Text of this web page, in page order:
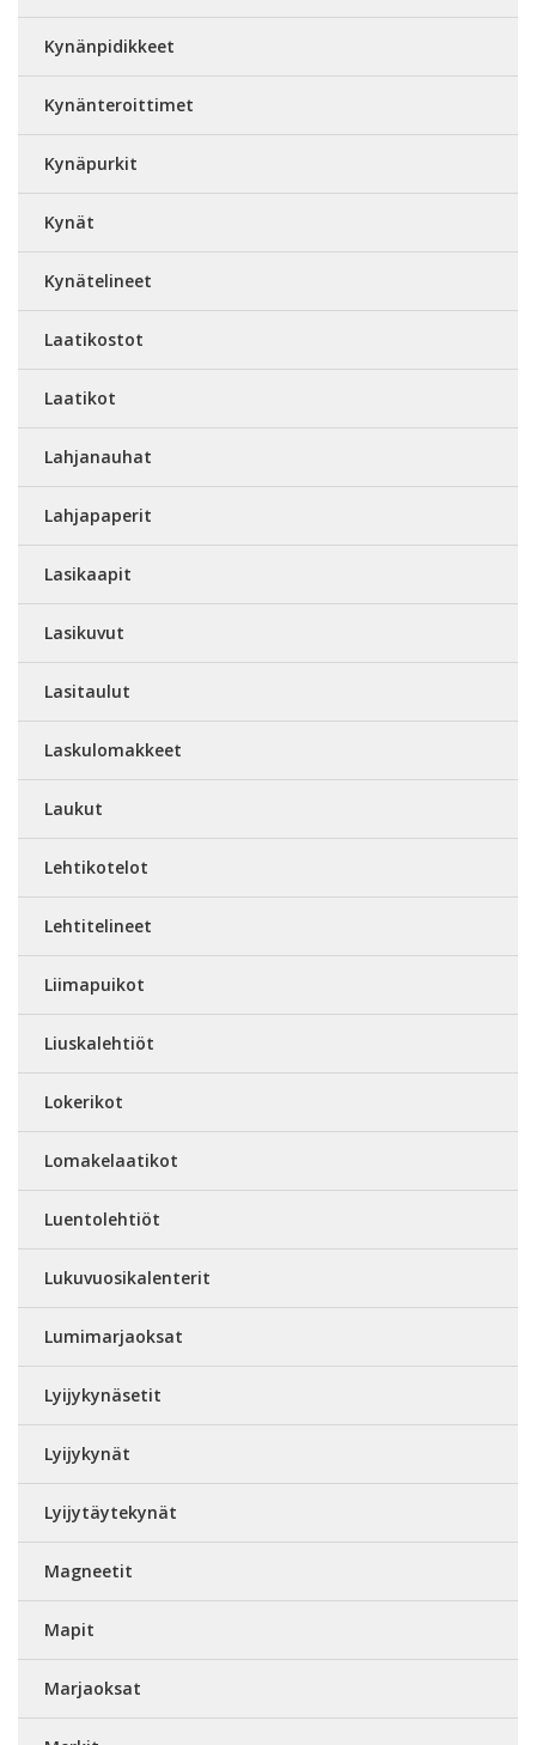
Kynänpidikkeet
Kynänteroittimet
Kynäpurkit
Kynät
Kynätelineet
Laatikostot
Laatikot
Lahjanauhat
Lahjapaperit
Lasikaapit
Lasikuvut
Lasitaulut
Laskulomakkeet
Laukut
Lehtikotelot
Lehtitelineet
Liimapuikot
Liuskalehtiöt
Lokerikot
Lomakelaatikot
Luentolehtiöt
Lukuvuosikalenterit
Lumimarjaoksat
Lyijykynäsetit
Lyijykynät
Lyijytäytekynät
Magneetit
Mapit
Marjaoksat